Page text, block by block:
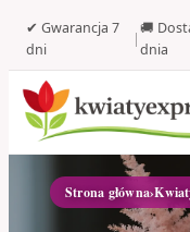
✔ Gwarancja 7
dni
|
🚚
dnia
Strona główna›